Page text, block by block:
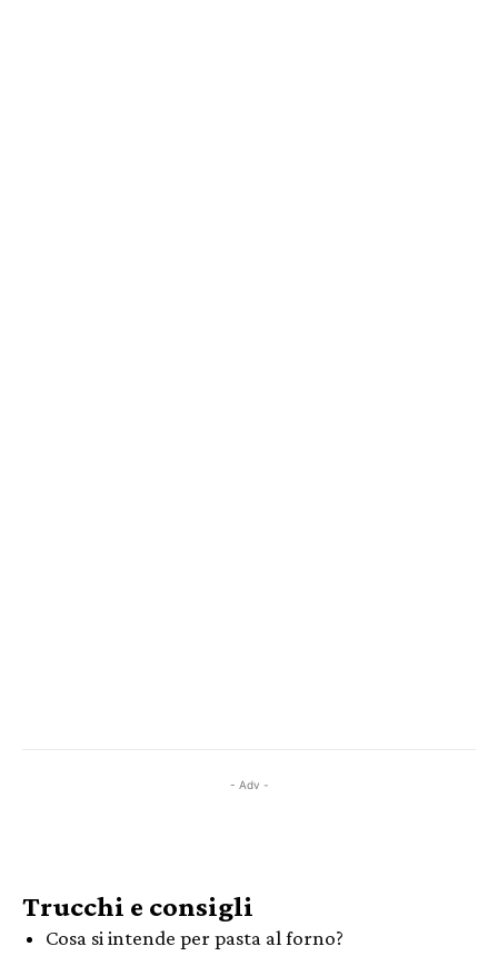
- Adv -
Trucchi e consigli
Cosa si intende per pasta al forno?